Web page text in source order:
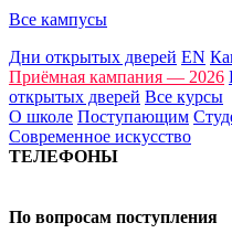
Все кампусы
Дни открытых дверей EN
Приёмная кампания — 2026
открытых дверей Все курсы
О школе Поступающим
Современное искусство
ТЕЛЕФОНЫ
По вопросам поступления